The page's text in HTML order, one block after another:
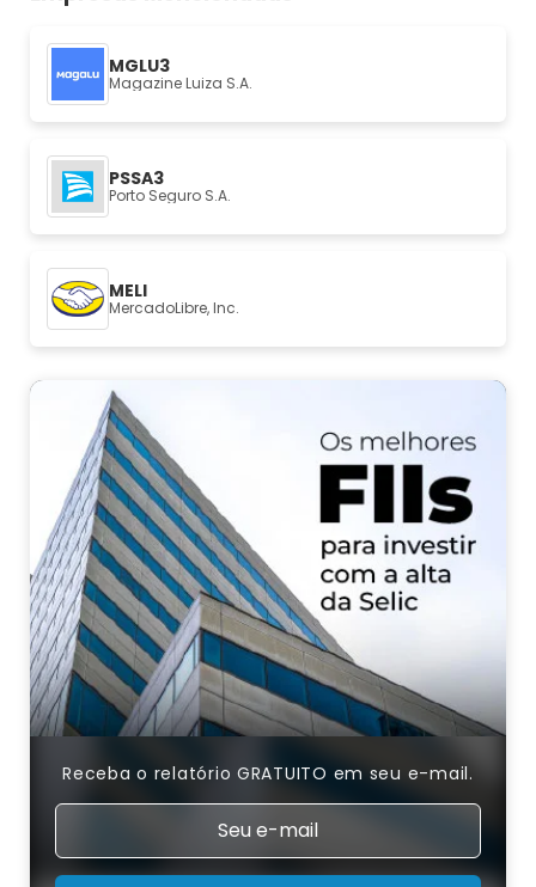
MGLU3
Magazine Luiza S.A.
PSSA3
Porto Seguro S.A.
MELI
MercadoLibre, Inc.
Receba o relatório GRATUITO em seu e-mail.